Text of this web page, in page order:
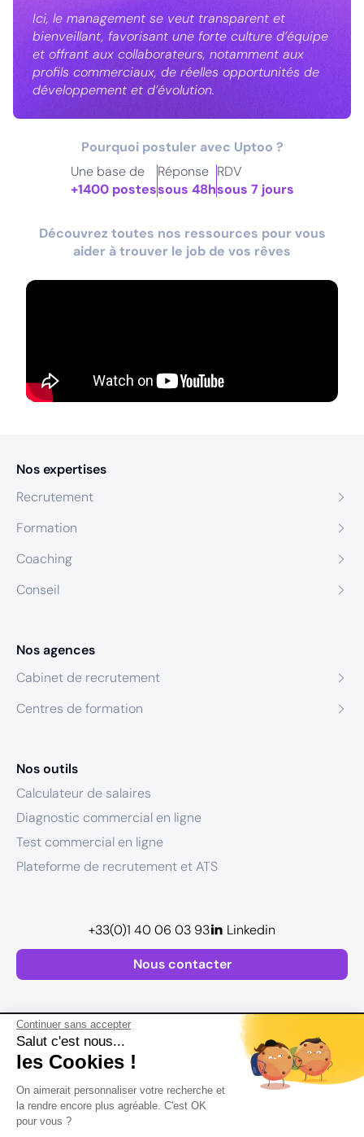
Continuer sans accepter
Salut c'est nous...
les Cookies !
On aimerait personnaliser votre recherche et
la rendre encore plus agréable. C'est OK
pour vous ?
Ici, le management se veut transparent et
bienveillant, favorisant une forte culture d’équipe
et offrant aux collaborateurs, notamment aux
profils commerciaux, de réelles opportunités de
développement et d’évolution.
Pourquoi postuler avec Uptoo ?
Une base de
+1400 postes
Réponse
sous 48h
RDV
sous 7 jours
Découvrez toutes nos ressources pour vous
aider à trouver le job de vos rêves
Nos expertises
Recrutement
Formation
Coaching
Conseil
Nos agences
Cabinet de recrutement
Centres de formation
Nos outils
Calculateur de salaires
Diagnostic commercial en ligne
Test commercial en ligne
Plateforme de recrutement et ATS
Nous contacter
+33(0)1 40 06 03 93 Linkedin
Plan de site
Mentions légales